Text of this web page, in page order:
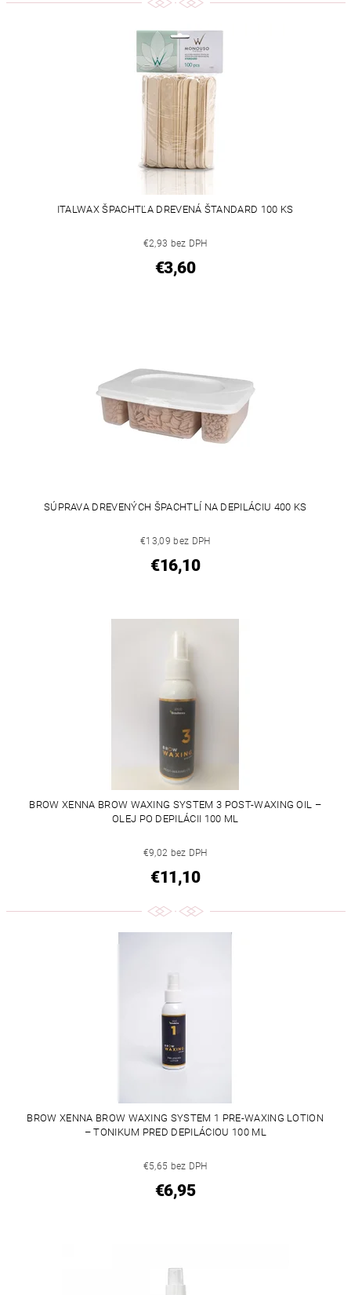
ITALWAX ŠPACHTĽA DREVENÁ ŠTANDARD 100 KS
€2,93 bez DPH
€3,60
SÚPRAVA DREVENÝCH ŠPACHTLÍ NA DEPILÁCIU 400 KS
€13,09 bez DPH
€16,10
BROW XENNA BROW WAXING SYSTEM 3 POST-WAXING OIL –
OLEJ PO DEPILÁCII 100 ML
€9,02 bez DPH
€11,10
BROW XENNA BROW WAXING SYSTEM 1 PRE-WAXING LOTION
– TONIKUM PRED DEPILÁCIOU 100 ML
€5,65 bez DPH
€6,95